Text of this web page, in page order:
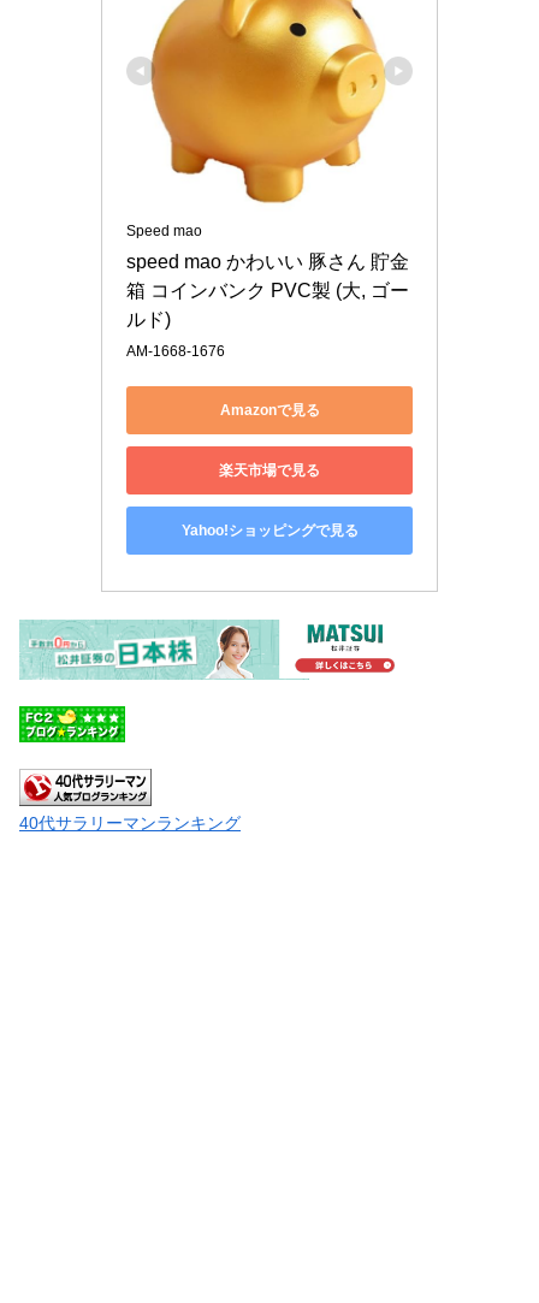
Speed mao
speed mao かわいい 豚さん 貯金
箱 コインバンク PVC製 (大, ゴー
ルド)
AM-1668-1676
Amazonで見る
楽天市場で見る
Yahoo!ショッピングで見る
40代サラリーマンランキング